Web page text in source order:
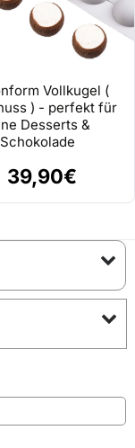
Vollkugel (
) - perfekt für
Desserts &
Schokolade
39,90€